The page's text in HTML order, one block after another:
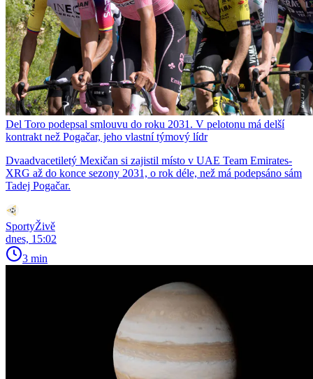
Del Toro podepsal smlouvu do roku 2031. V pelotonu má delší
kontrakt než Pogačar, jeho vlastní týmový lídr
Dvaadvacetiletý Mexičan si zajistil místo v UAE Team Emirates-
XRG až do konce sezony 2031, o rok déle, než má podepsáno sám
Tadej Pogačar.
SportyŽivě
dnes, 15:02
3 min